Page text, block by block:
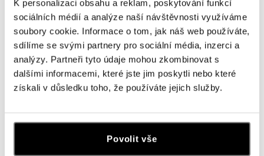
K personalizaci obsahu a reklam, poskytování funkcí
sociálních médií a analýze naší návštěvnosti využíváme
soubory cookie. Informace o tom, jak náš web používáte,
sdílíme se svými partnery pro sociální média, inzerci a
analýzy. Partneři tyto údaje mohou zkombinovat s
dalšími informacemi, které jste jim poskytli nebo které
získali v důsledku toho, že používáte jejich služby.
Povolit vše
ALO
Prsten s diamanty a paraibou Petal
of the Wind
od 1 828 573 Kč
ALO
Prsten s diamanty a paraibou
Queen of Paraiba
od 788 739 Kč
Nechte se inspirovat naši nabídkou zásnubních prstenů i